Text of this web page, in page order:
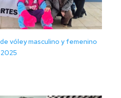
vóley masculino y femenino